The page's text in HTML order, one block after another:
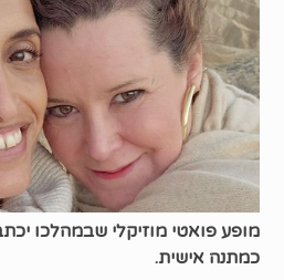
מופע פואטי מוזיקלי שבמהלכו
כמתנה אישית.